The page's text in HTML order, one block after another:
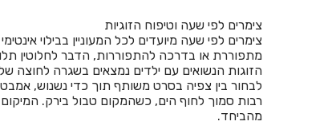
צימרים לפי שעה וטיפוח הזוגיות
צימרים לפי שעה מיועדים לכל המעוניין בבילוי
מתפוררת או בדרכה להתפוררות, הדבר לחלוטין
הזוגות הנשואים עם ילדים נמצאים בשגרה לחוצה
לבחור בין צפיה בסרט משותף תוך כדי נשנוש,
רבות סמוך לחוף הים, כשהמקום טבול בירק.
מהביחד.